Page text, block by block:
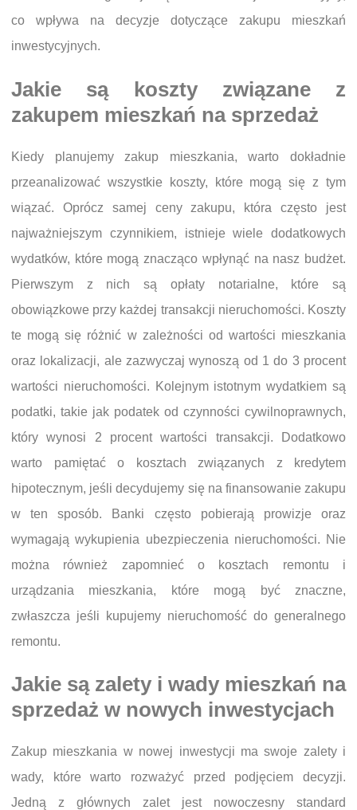
co wpływa na decyzje dotyczące zakupu mieszkań
inwestycyjnych.
Jakie są koszty związane z
zakupem mieszkań na sprzedaż
Kiedy planujemy zakup mieszkania, warto dokładnie
przeanalizować wszystkie koszty, które mogą się z tym
wiązać. Oprócz samej ceny zakupu, która często jest
najważniejszym czynnikiem, istnieje wiele dodatkowych
wydatków, które mogą znacząco wpłynąć na nasz budżet.
Pierwszym z nich są opłaty notarialne, które są
obowiązkowe przy każdej transakcji nieruchomości. Koszty
te mogą się różnić w zależności od wartości mieszkania
oraz lokalizacji, ale zazwyczaj wynoszą od 1 do 3 procent
wartości nieruchomości. Kolejnym istotnym wydatkiem są
podatki, takie jak podatek od czynności cywilnoprawnych,
który wynosi 2 procent wartości transakcji. Dodatkowo
warto pamiętać o kosztach związanych z kredytem
hipotecznym, jeśli decydujemy się na finansowanie zakupu
w ten sposób. Banki często pobierają prowizje oraz
wymagają wykupienia ubezpieczenia nieruchomości. Nie
można również zapomnieć o kosztach remontu i
urządzania mieszkania, które mogą być znaczne,
zwłaszcza jeśli kupujemy nieruchomość do generalnego
remontu.
Jakie są zalety i wady mieszkań na
sprzedaż w nowych inwestycjach
Zakup mieszkania w nowej inwestycji ma swoje zalety i
wady, które warto rozważyć przed podjęciem decyzji.
Jedną z głównych zalet jest nowoczesny standard